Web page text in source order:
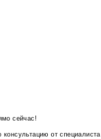
сейчас!
консультацию от специалиста